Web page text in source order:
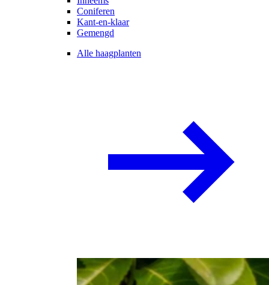
Coniferen
Kant-en-klaar
Gemengd
Alle haagplanten